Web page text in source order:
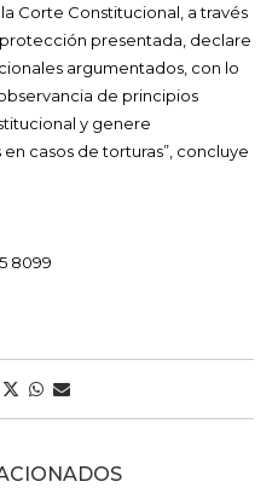
Corte Constitucional, a través
presentada, declare
argumentados, con lo
de principios
y genere
casos de torturas”, concluye
8099